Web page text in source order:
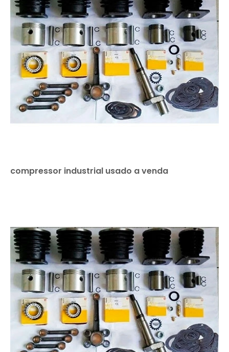
compressor industrial usado a venda